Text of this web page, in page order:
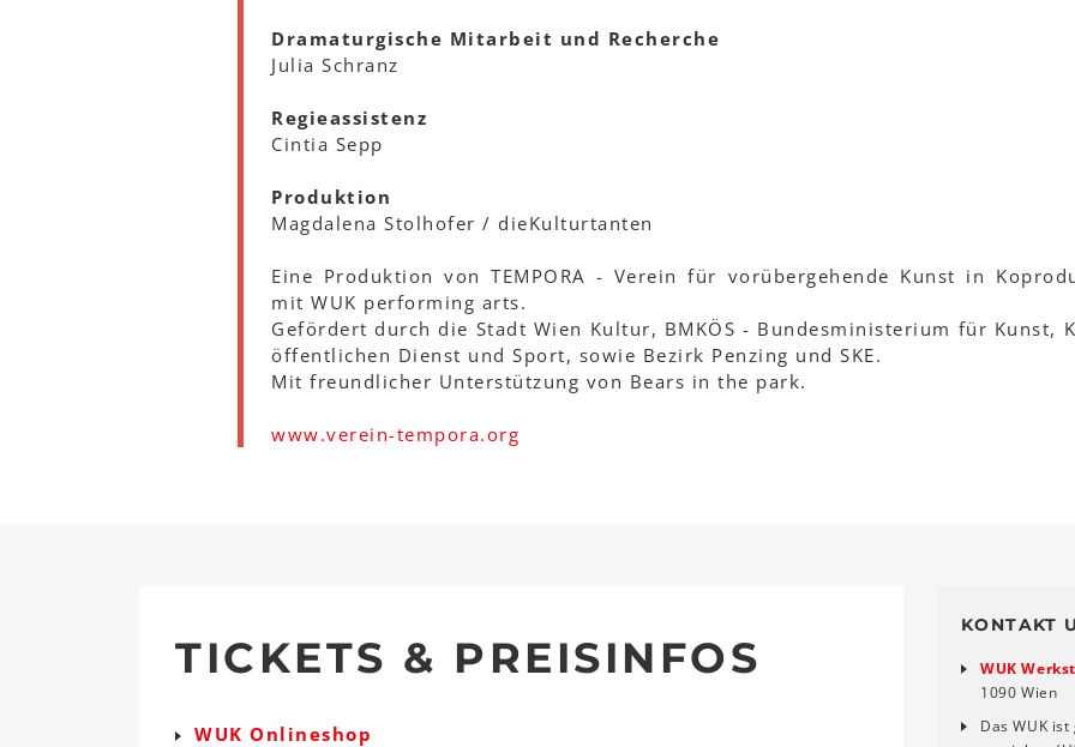
Dramaturgische Mitarbeit und Recherche
Julia Schranz
Regieassistenz
Cintia Sepp
Produktion
Magdalena Stolhofer / dieKulturtanten
Eine Produktion von TEMPORA - Verein für vorübergehende Kunst in
mit WUK performing arts.
Gefördert durch die Stadt Wien Kultur, BMKÖS - Bundesministerium für Kunst,
öffentlichen Dienst und Sport, sowie Bezirk Penzing und SKE.
Mit freundlicher Unterstützung von Bears in the park.
www.verein-tempora.org
TICKETS & PREISINFOS
WUK Onlineshop
KONTAKT
WUK
1090 Wien
Das WUK